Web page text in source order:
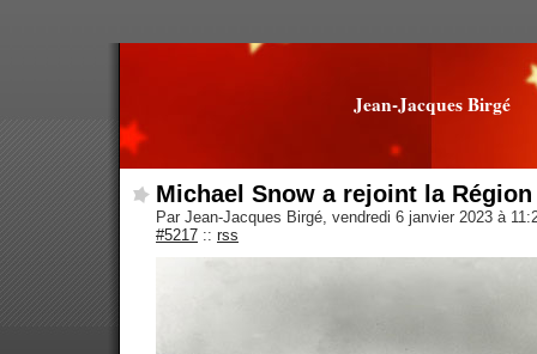
Jean-Jacques Birgé
Michael Snow a rejoint la
Par Jean-Jacques Birgé, vendredi 6 janvier 2023 à
#5217 :: rss